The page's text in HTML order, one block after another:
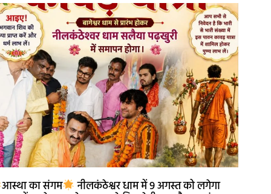
आस्था का संगम नीलकंठेश्वर धाम में 9 अगस्त को लगेगा